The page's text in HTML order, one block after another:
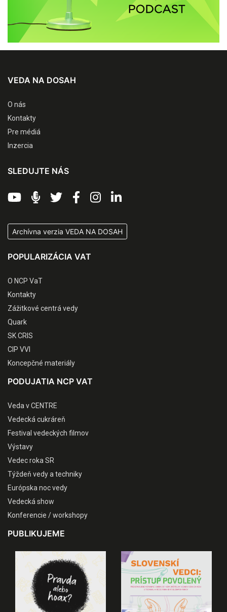
VEDA NA DOSAH
O nás
Kontakty
Pre médiá
Inzercia
SLEDUJTE NÁS
Archívna verzia VEDA NA DOSAH
POPULARIZÁCIA VAT
O NCP VaT
Kontakty
Zážitkové centrá vedy
Quark
SK CRIS
CIP VVI
Koncepčné materiály
PODUJATIA NCP VAT
Veda v CENTRE
Vedecká cukráreň
Festival vedeckých filmov
Výstavy
Vedec roka SR
Týždeň vedy a techniky
Európska noc vedy
Vedecká show
Konferencie / workshopy
PUBLIKUJEME